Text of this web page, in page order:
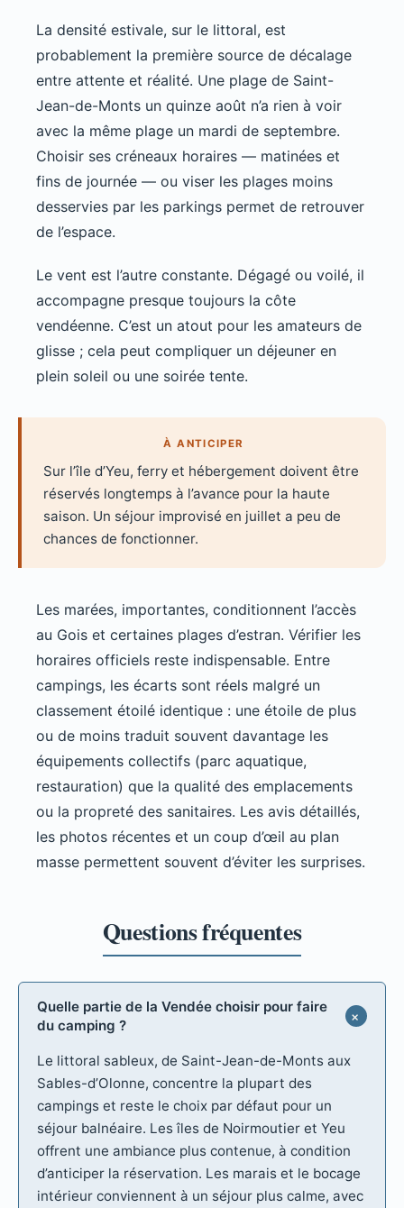
La densité estivale, sur le littoral, est
probablement la première source de décalage
entre attente et réalité. Une plage de Saint-
Jean-de-Monts un quinze août n’a rien à voir
avec la même plage un mardi de septembre.
Choisir ses créneaux horaires — matinées et
fins de journée — ou viser les plages moins
desservies par les parkings permet de retrouver
de l’espace.
Le vent est l’autre constante. Dégagé ou voilé, il
accompagne presque toujours la côte
vendéenne. C’est un atout pour les amateurs de
glisse ; cela peut compliquer un déjeuner en
plein soleil ou une soirée tente.
À ANTICIPER
Sur l’île d’Yeu, ferry et hébergement doivent être
réservés longtemps à l’avance pour la haute
saison. Un séjour improvisé en juillet a peu de
chances de fonctionner.
Les marées, importantes, conditionnent l’accès
au Gois et certaines plages d’estran. Vérifier les
horaires officiels reste indispensable. Entre
campings, les écarts sont réels malgré un
classement étoilé identique : une étoile de plus
ou de moins traduit souvent davantage les
équipements collectifs (parc aquatique,
restauration) que la qualité des emplacements
ou la propreté des sanitaires. Les avis détaillés,
les photos récentes et un coup d’œil au plan
masse permettent souvent d’éviter les surprises.
Quelle partie de la Vendée choisir pour faire
du camping ?
Le littoral sableux, de Saint-Jean-de-Monts aux
Sables-d’Olonne, concentre la plupart des
campings et reste le choix par défaut pour un
séjour balnéaire. Les îles de Noirmoutier et Yeu
offrent une ambiance plus contenue, à condition
d’anticiper la réservation. Les marais et le bocage
intérieur conviennent à un séjour plus calme, avec